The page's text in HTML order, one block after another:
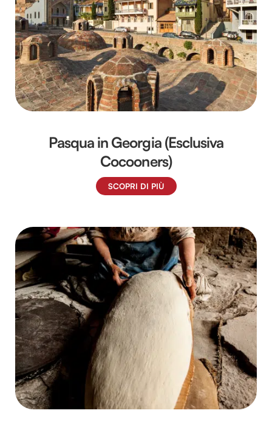
Pasqua in Georgia (Esclusiva
Cocooners)
SCOPRI DI PIÙ